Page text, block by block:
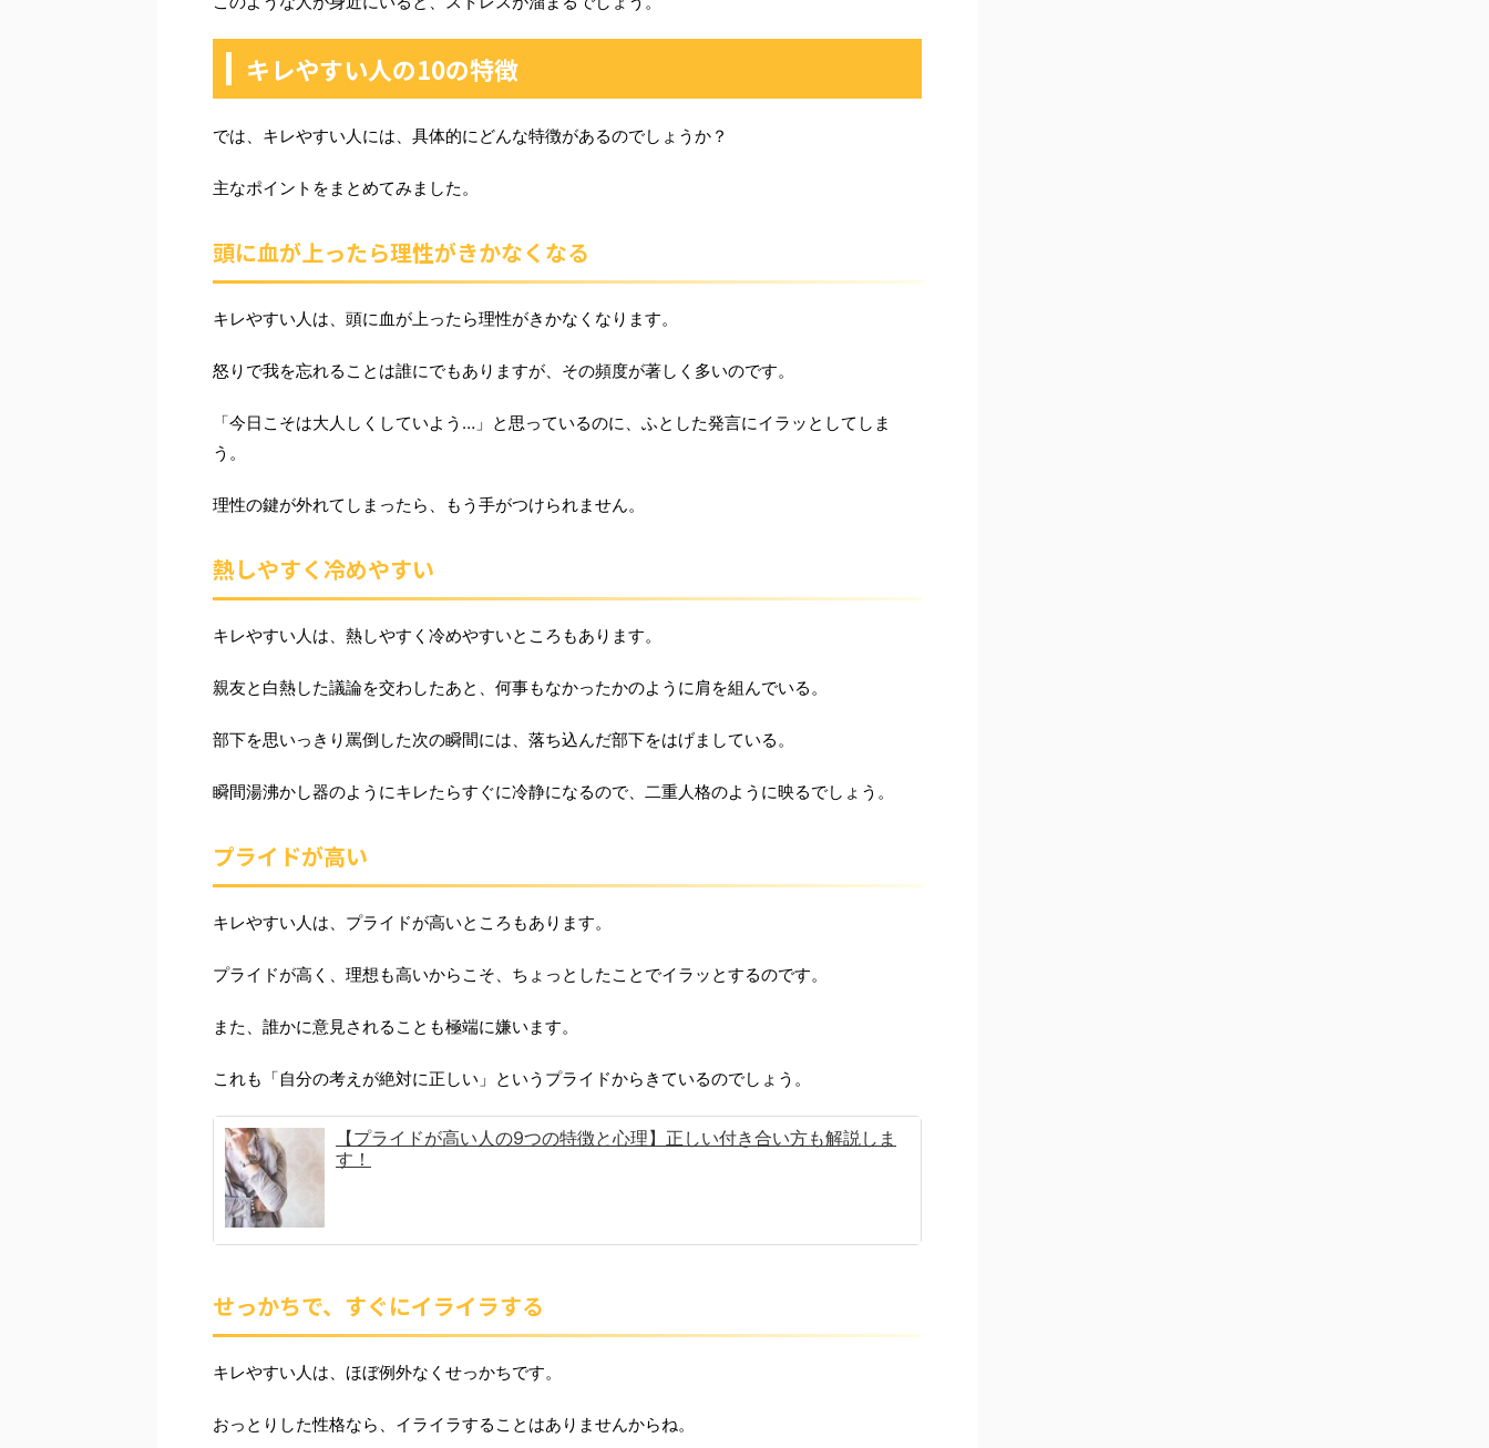
キレやすい人の10の特徴
では、キレやすい人には、具体的にどんな特徴があるのでしょうか？
主なポイントをまとめてみました。
頭に血が上ったら理性がきかなくなる
キレやすい人は、頭に血が上ったら理性がきかなくなります。
怒りで我を忘れることは誰にでもありますが、その頻度が著しく多いのです。
「今日こそは大人しくしていよう…」と思っているのに、ふとした発言にイラッとしてしま
う。
理性の鍵が外れてしまったら、もう手がつけられません。
熱しやすく冷めやすい
キレやすい人は、熱しやすく冷めやすいところもあります。
親友と白熱した議論を交わしたあと、何事もなかったかのように肩を組んでいる。
部下を思いっきり罵倒した次の瞬間には、落ち込んだ部下をはげましている。
瞬間湯沸かし器のようにキレたらすぐに冷静になるので、二重人格のように映るでしょう。
プライドが高い
キレやすい人は、プライドが高いところもあります。
プライドが高く、理想も高いからこそ、ちょっとしたことでイラッとするのです。
また、誰かに意見されることも極端に嫌います。
これも「自分の考えが絶対に正しい」というプライドからきているのでしょう。
【プライドが高い人の9つの特徴と心理】正しい付き合い方も解説しま
す！
せっかちで、すぐにイライラする
キレやすい人は、ほぼ例外なくせっかちです。
おっとりした性格なら、イライラすることはありませんからね。